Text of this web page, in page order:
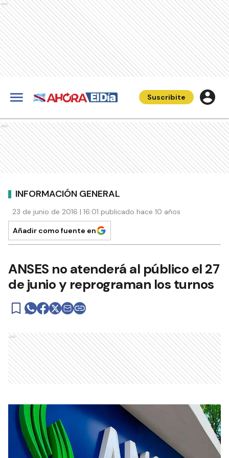
Ads
Suscribite
Ads
INFORMACIÓN GENERAL
23 de junio de 2016 | 16:01 publicado hace 10 años
Añadir como fuente en
ANSES no atenderá al público el 27
de junio y reprograman los turnos
Ads